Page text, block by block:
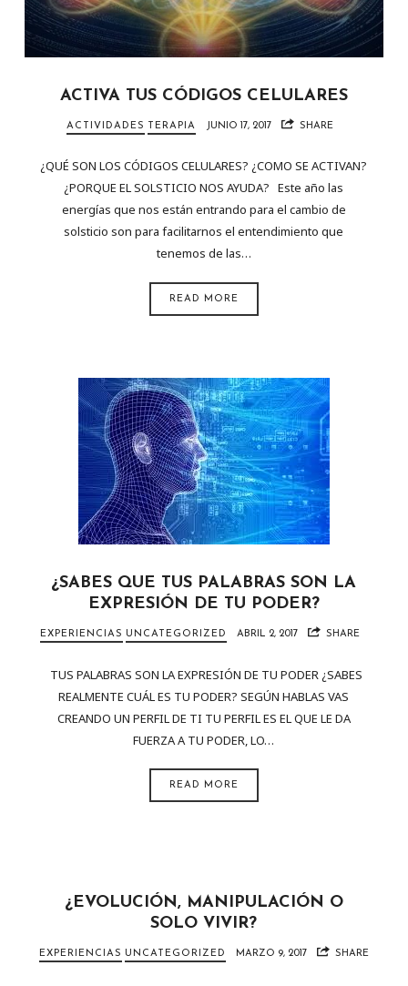
ACTIVA TUS CÓDIGOS CELULARES
ACTIVIDADES TERAPIA JUNIO 17, 2017 SHARE
¿QUÉ SON LOS CÓDIGOS CELULARES? ¿COMO SE ACTIVAN?
¿PORQUE EL SOLSTICIO NOS AYUDA? Este año las
energías que nos están entrando para el cambio de
solsticio son para facilitarnos el entendimiento que
tenemos de las…
READ MORE
¿SABES QUE TUS PALABRAS SON LA
EXPRESIÓN DE TU PODER?
EXPERIENCIAS UNCATEGORIZED ABRIL 2, 2017 SHARE
TUS PALABRAS SON LA EXPRESIÓN DE TU PODER ¿SABES
REALMENTE CUÁL ES TU PODER? SEGÚN HABLAS VAS
CREANDO UN PERFIL DE TI TU PERFIL ES EL QUE LE DA
FUERZA A TU PODER, LO…
READ MORE
¿EVOLUCIÓN, MANIPULACIÓN O
SOLO VIVIR?
EXPERIENCIAS UNCATEGORIZED MARZO 9, 2017 SHARE